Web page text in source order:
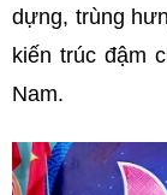
dựng, trùng
kiến trúc đậm
Nam.